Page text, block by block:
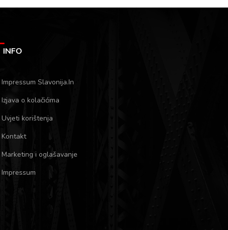
INFO
Impressum Slavonija.In
Izjava o kolačićima
Uvjeti korištenja
Kontakt
Marketing i oglašavanje
Impressum